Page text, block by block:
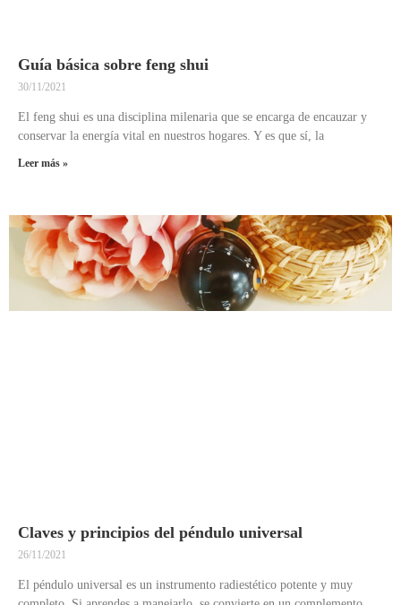
Guía básica sobre feng shui
30/11/2021
El feng shui es una disciplina milenaria que se encarga de encauzar y
conservar la energía vital en nuestros hogares. Y es que sí, la
Leer más »
Claves y principios del péndulo universal
26/11/2021
El péndulo universal es un instrumento radiestético potente y muy